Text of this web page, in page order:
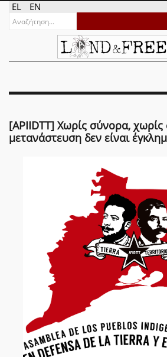
EL EN
[APIIDTT] Χωρίς σύνορα, χωρίς
μετανάστευση δεν είναι